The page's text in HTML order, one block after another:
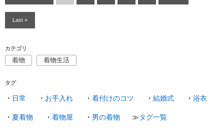
Last »
カテゴリ
着物 着物生活
タグ
・ 日常 ・ お手入れ ・ 着付けのコツ ・ 結婚式 ・ 浴衣
・ 夏着物 ・ 着物屋 ・ 男の着物 ≫タグ一覧